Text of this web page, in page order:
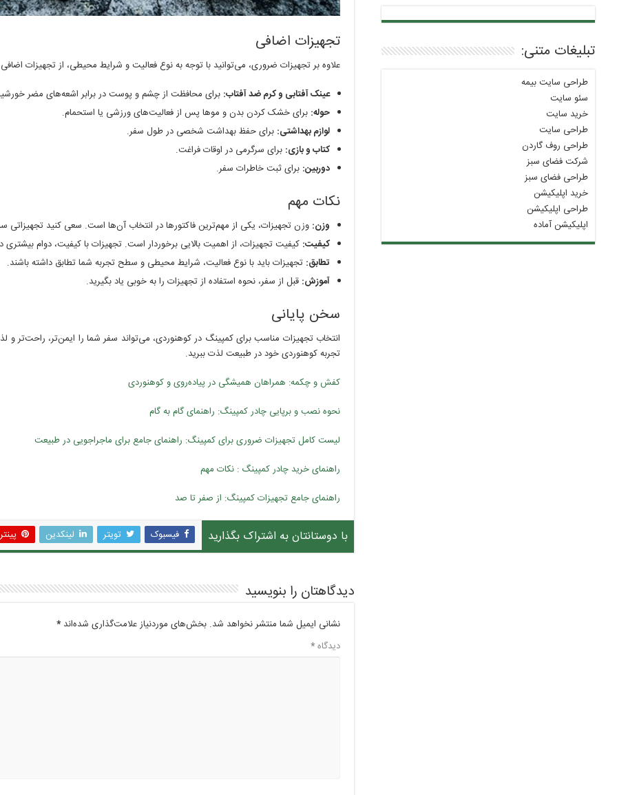
تجهیزات اضافی
علاوه بر تجهیزات ضروری، می‌توانید با توجه به نوع فعالیت و شرایط محیطی، از تجهیزات اضافی
عینک آفتابی و کرم ضد آفتاب: برای محافظت از چشم و پوست در برابر اشعه‌های مضر
حوله: برای خشک کردن بدن و موها پس از فعالیت‌های ورزشی یا استحمام.
لوازم بهداشتی: برای حفظ بهداشت شخصی در طول سفر.
کتاب و بازی: برای سرگرمی در اوقات فراغت.
دوربین: برای ثبت خاطرات سفر.
نکات مهم
وزن: وزن تجهیزات، یکی از مهم‌ترین فاکتورها در انتخاب آن‌ها است. سعی کنید تجهیزاتی
کیفیت: کیفیت تجهیزات، از اهمیت بالایی برخوردار است. تجهیزات با کیفیت، دوام
تطابق: تجهیزات باید با نوع فعالیت، شرایط محیطی و سطح تجربه شما تطابق داشته باشند.
آموزش: قبل از سفر، نحوه استفاده از تجهیزات را به خوبی یاد بگیرید.
سخن پایانی
انتخاب تجهیزات مناسب برای کمپینگ در کوهنوردی، می‌تواند سفر شما را ایمن‌تر، راحت‌تر و
تجربه کوهنوردی خود در طبیعت لذت ببرید.
کفش و چکمه: همراهان همیشگی در پیاده‌روی و کوهنوردی
نحوه نصب و برپایی چادر کمپینگ: راهنمای گام به گام
لیست کامل تجهیزات ضروری برای کمپینگ: راهنمای جامع برای ماجراجویی در طبیعت
راهنمای خرید چادر کمپینگ : نکات مهم
راهنمای جامع تجهیزات کمپینگ: از صفر تا صد
با دوستانتان به اشتراک بگذارید فیسبوک تویتر لینکدین
دیدگاهتان را بنویسید
نشانی ایمیل شما منتشر نخواهد شد. بخش‌های موردنیاز علامت‌گذاری شده‌اند*
دیدگاه*
تبلیغات متنی:
طراحی سایت بیمه
سئو سایت
خرید سایت
طراحی سایت
طراحی روف گاردن
شرکت فضای سبز
طراحی فضای سبز
خرید اپلیکیشن
طراحی اپلیکیشن
اپلیکیشن آماده